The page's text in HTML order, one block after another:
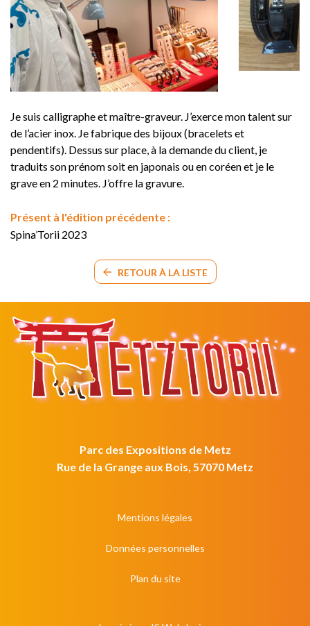
Je suis calligraphe et maître-graveur. J’exerce mon talent sur
de l’acier inox. Je fabrique des bijoux (bracelets et
pendentifs). Dessus sur place, à la demande du client, je
traduits son prénom soit en japonais ou en coréen et je le
grave en 2 minutes. J’offre la gravure.
Présent à l'édition précédente :
Spina’Torii 2023
RETOUR À LA LISTE
Parc des Expositions de Metz
Rue de la Grange aux Bois, 57070 Metz
Mentions légales
Données personnelles
Plan du site